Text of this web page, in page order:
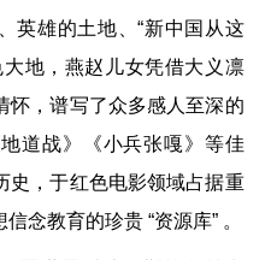
英雄的土地、“新中国从这
地，燕赵儿女凭借大义凛
怀，谱写了众多感人至深的
道战》《小兵张嘎》等佳
史，于红色电影领域占据重
念教育的珍贵 “资源库” 。